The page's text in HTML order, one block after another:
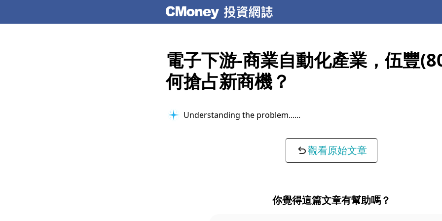
電子下游-商業自動化產業，伍豐
何搶占新商機？
Understanding the problem...
觀看原始文章
你覺得這篇文章有幫助嗎？